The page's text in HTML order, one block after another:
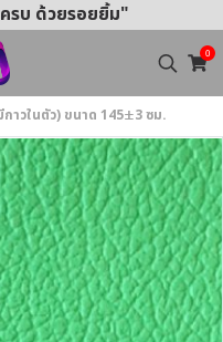
รบ ด้วยรอยยิ้ม"
0
กาวในตัว) ขนาด 145±3 ซม.